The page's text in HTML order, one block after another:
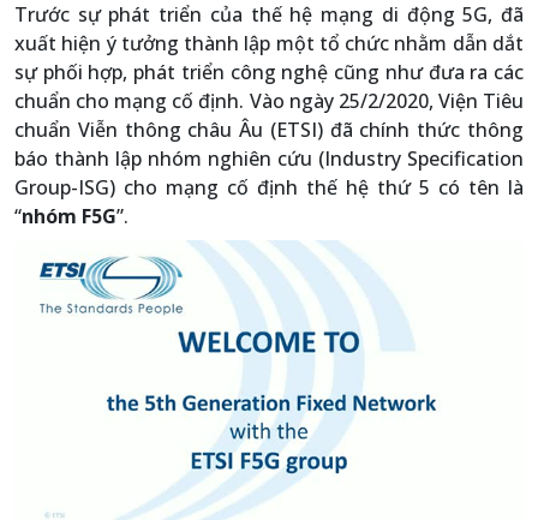
Trước sự phát triển của thế hệ mạng di động 5G, đã
xuất hiện ý tưởng thành lập một tổ chức nhằm dẫn dắt
sự phối hợp, phát triển công nghệ cũng như đưa ra các
chuẩn cho mạng cố định. Vào ngày 25/2/2020, Viện Tiêu
chuẩn Viễn thông châu Âu (ETSI) đã chính thức thông
báo thành lập nhóm nghiên cứu (Industry Specification
Group-ISG) cho mạng cố định thế hệ thứ 5 có tên là
“nhóm F5G”.